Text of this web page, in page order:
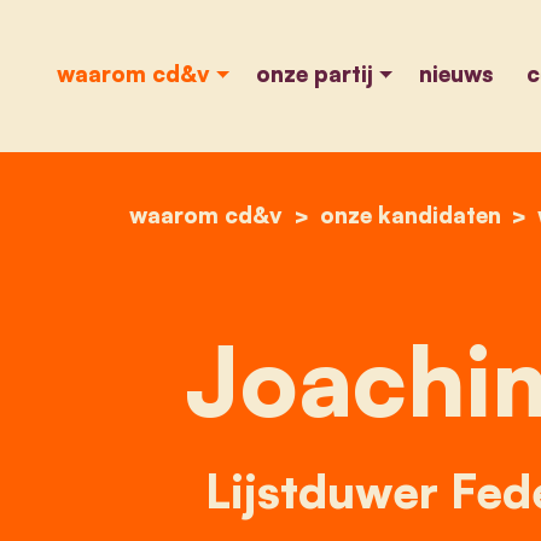
waarom cd&v onze partij nieuws
waarom cd&v onze kandidaten
Lijstduwer